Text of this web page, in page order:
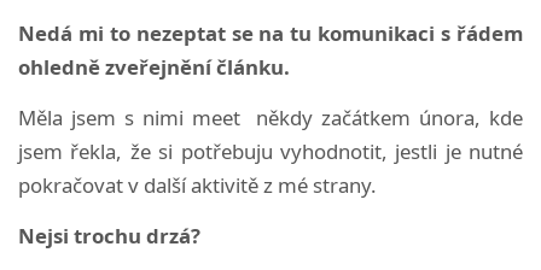
Nedá mi to nezeptat se na tu komunikaci s řádem
ohledně zveřejnění článku.
Měla jsem s nimi meet někdy začátkem února, kde
jsem řekla, že si potřebuju vyhodnotit, jestli je nutné
pokračovat v další aktivitě z mé strany.
Nejsi trochu drzá?